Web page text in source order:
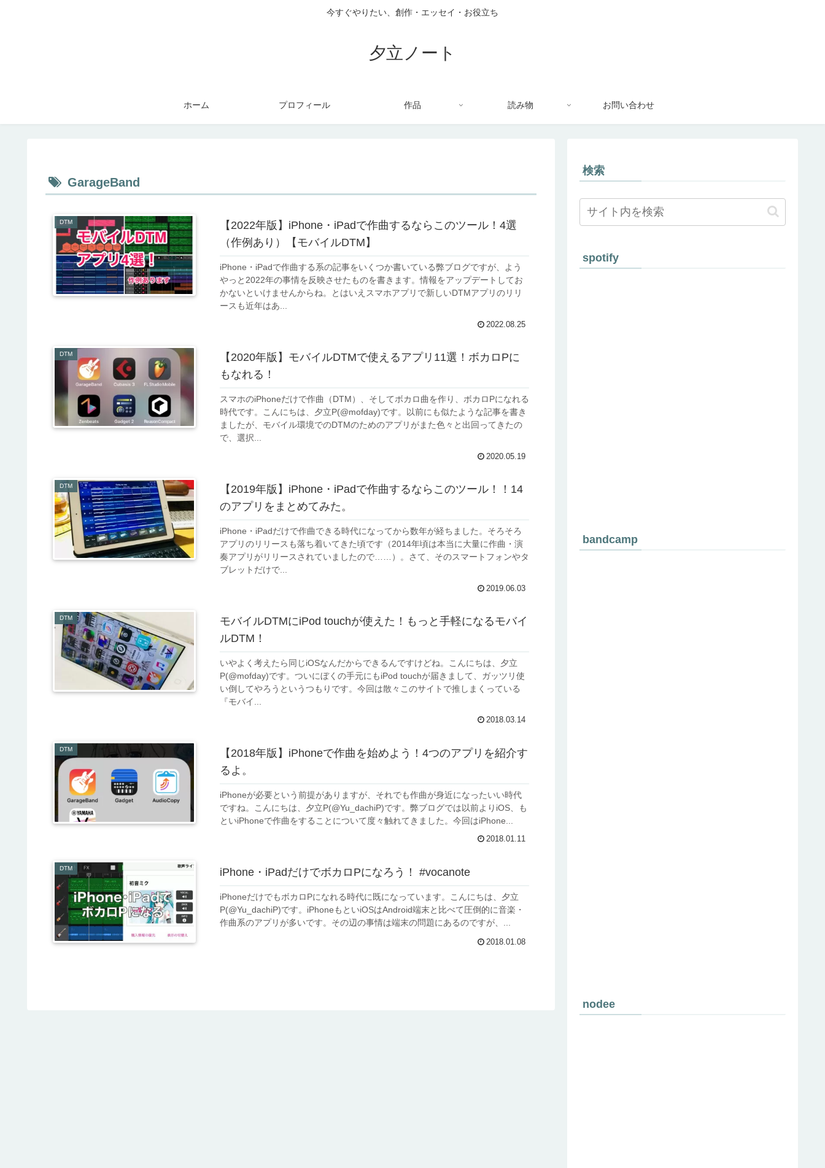
今すぐやりたい、創作・エッセイ・お役立ち
夕立ノート
ホーム プロフィール 作品 読み物 お問い合わせ
GarageBand
DTM
【2022年版】iPhone・iPadで作曲するならこのツール！4選
（作例あり）【モバイルDTM】
iPhone・iPadで作曲する系の記事をいくつか書いている弊ブログですが、よう
やっと2022年の事情を反映させたものを書きます。情報をアップデートしてお
かないといけませんからね。とはいえスマホアプリで新しいDTMアプリのリリ
ースも近年はあ...
2022.08.25
DTM
【2020年版】モバイルDTMで使えるアプリ11選！ボカロPに
もなれる！
スマホのiPhoneだけで作曲（DTM）、そしてボカロ曲を作り、ボカロPになれる
時代です。こんにちは、夕立P(@mofday)です。以前にも似たような記事を書き
ましたが、モバイル環境でのDTMのためのアプリがまた色々と出回ってきたの
で、選択...
2020.05.19
DTM
【2019年版】iPhone・iPadで作曲するならこのツール！！14
のアプリをまとめてみた。
iPhone・iPadだけで作曲できる時代になってから数年が経ちました。そろそろ
アプリのリリースも落ち着いてきた頃です（2014年頃は本当に大量に作曲・演
奏アプリがリリースされていましたので……）。さて、そのスマートフォンやタ
ブレットだけで...
2019.06.03
DTM
モバイルDTMにiPod touchが使えた！もっと手軽になるモバイ
ルDTM！
いやよく考えたら同じiOSなんだからできるんですけどね。こんにちは、夕立
P(@mofday)です。ついにぼくの手元にもiPod touchが届きまして、ガッツリ使
い倒してやろうというつもりです。今回は散々このサイトで推しまくっている
『モバイ...
2018.03.14
DTM
【2018年版】iPhoneで作曲を始めよう！4つのアプリを紹介す
るよ。
iPhoneが必要という前提がありますが、それでも作曲が身近になったいい時代
ですね。こんにちは、夕立P(@Yu_dachiP)です。弊ブログでは以前よりiOS、も
といiPhoneで作曲をすることについて度々触れてきました。今回はiPhone...
2018.01.11
DTM iPhone・iPadだけでボカロPになろう！ #vocanote
iPhoneだけでもボカロPになれる時代に既になっています。こんにちは、夕立
P(@Yu_dachiP)です。iPhoneもといiOSはAndroid端末と比べて圧倒的に音楽・
作曲系のアプリが多いです。その辺の事情は端末の問題にあるのですが、...
2018.01.08
検索
spotify
bandcamp
nodee